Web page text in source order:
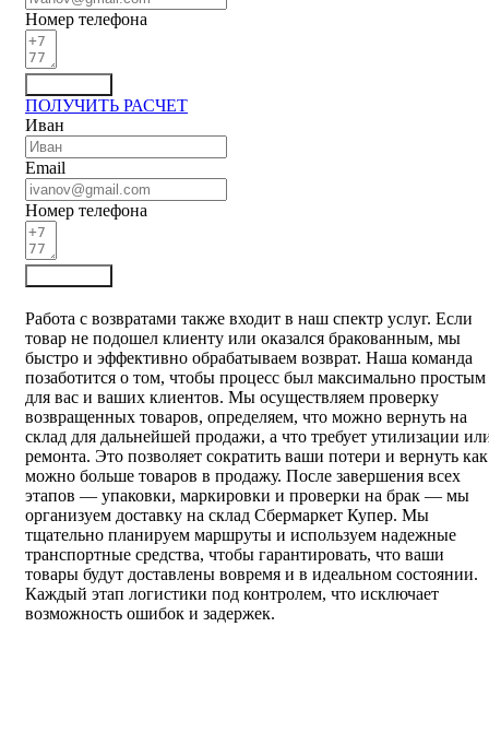
Номер телефона
ПОЛУЧИТЬ РАСЧЕТ
Иван
Email
Номер телефона
Работа с возвратами также входит в наш спектр услуг. Если
товар не подошел клиенту или оказался бракованным, мы
быстро и эффективно обрабатываем возврат. Наша команда
позаботится о том, чтобы процесс был максимально простым
для вас и ваших клиентов. Мы осуществляем проверку
возвращенных товаров, определяем, что можно вернуть на
склад для дальнейшей продажи, а что требует утилизации
ремонта. Это позволяет сократить ваши потери и вернуть как
можно больше товаров в продажу. После завершения всех
этапов — упаковки, маркировки и проверки на брак — мы
организуем доставку на склад Сбермаркет Купер. Мы
тщательно планируем маршруты и используем надежные
транспортные средства, чтобы гарантировать, что ваши
товары будут доставлены вовремя и в идеальном состоянии.
Каждый этап логистики под контролем, что исключает
возможность ошибок и задержек.